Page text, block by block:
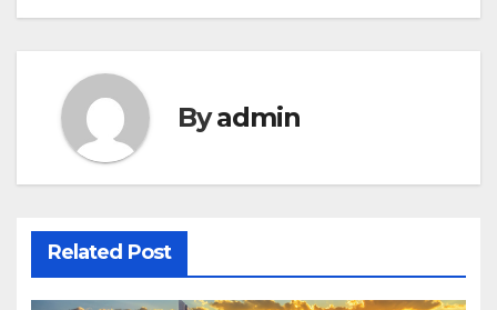
Byadmin
Related Post